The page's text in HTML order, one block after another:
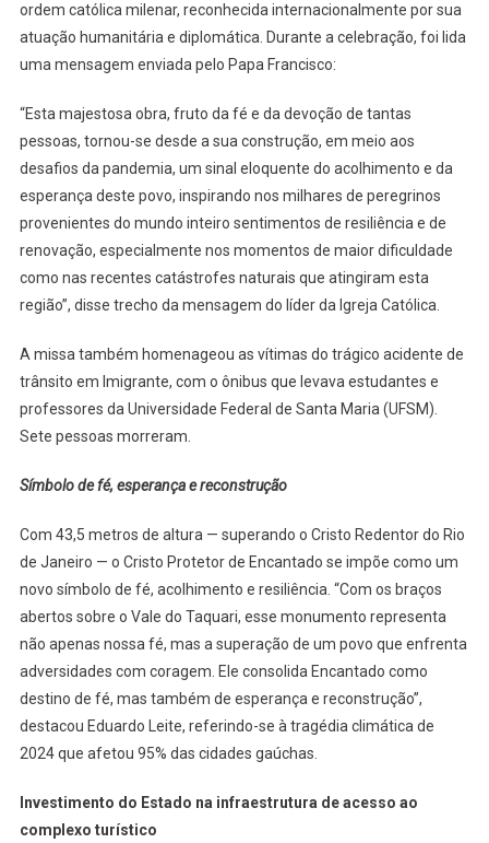
ordem católica milenar, reconhecida internacionalmente por sua
atuação humanitária e diplomática. Durante a celebração, foi lida
uma mensagem enviada pelo Papa Francisco:
“Esta majestosa obra, fruto da fé e da devoção de tantas
pessoas, tornou-se desde a sua construção, em meio aos
desafios da pandemia, um sinal eloquente do acolhimento e da
esperança deste povo, inspirando nos milhares de peregrinos
provenientes do mundo inteiro sentimentos de resiliência e de
renovação, especialmente nos momentos de maior dificuldade
como nas recentes catástrofes naturais que atingiram esta
região”, disse trecho da mensagem do líder da Igreja Católica.
A missa também homenageou as vítimas do trágico acidente de
trânsito em Imigrante, com o ônibus que levava estudantes e
professores da Universidade Federal de Santa Maria (UFSM).
Sete pessoas morreram.
Símbolo de fé, esperança e reconstrução
Com 43,5 metros de altura — superando o Cristo Redentor do Rio
de Janeiro — o Cristo Protetor de Encantado se impõe como um
novo símbolo de fé, acolhimento e resiliência. “Com os braços
abertos sobre o Vale do Taquari, esse monumento representa
não apenas nossa fé, mas a superação de um povo que enfrenta
adversidades com coragem. Ele consolida Encantado como
destino de fé, mas também de esperança e reconstrução”,
destacou Eduardo Leite, referindo-se à tragédia climática de
2024 que afetou 95% das cidades gaúchas.
Investimento do Estado na infraestrutura de acesso ao
complexo turístico